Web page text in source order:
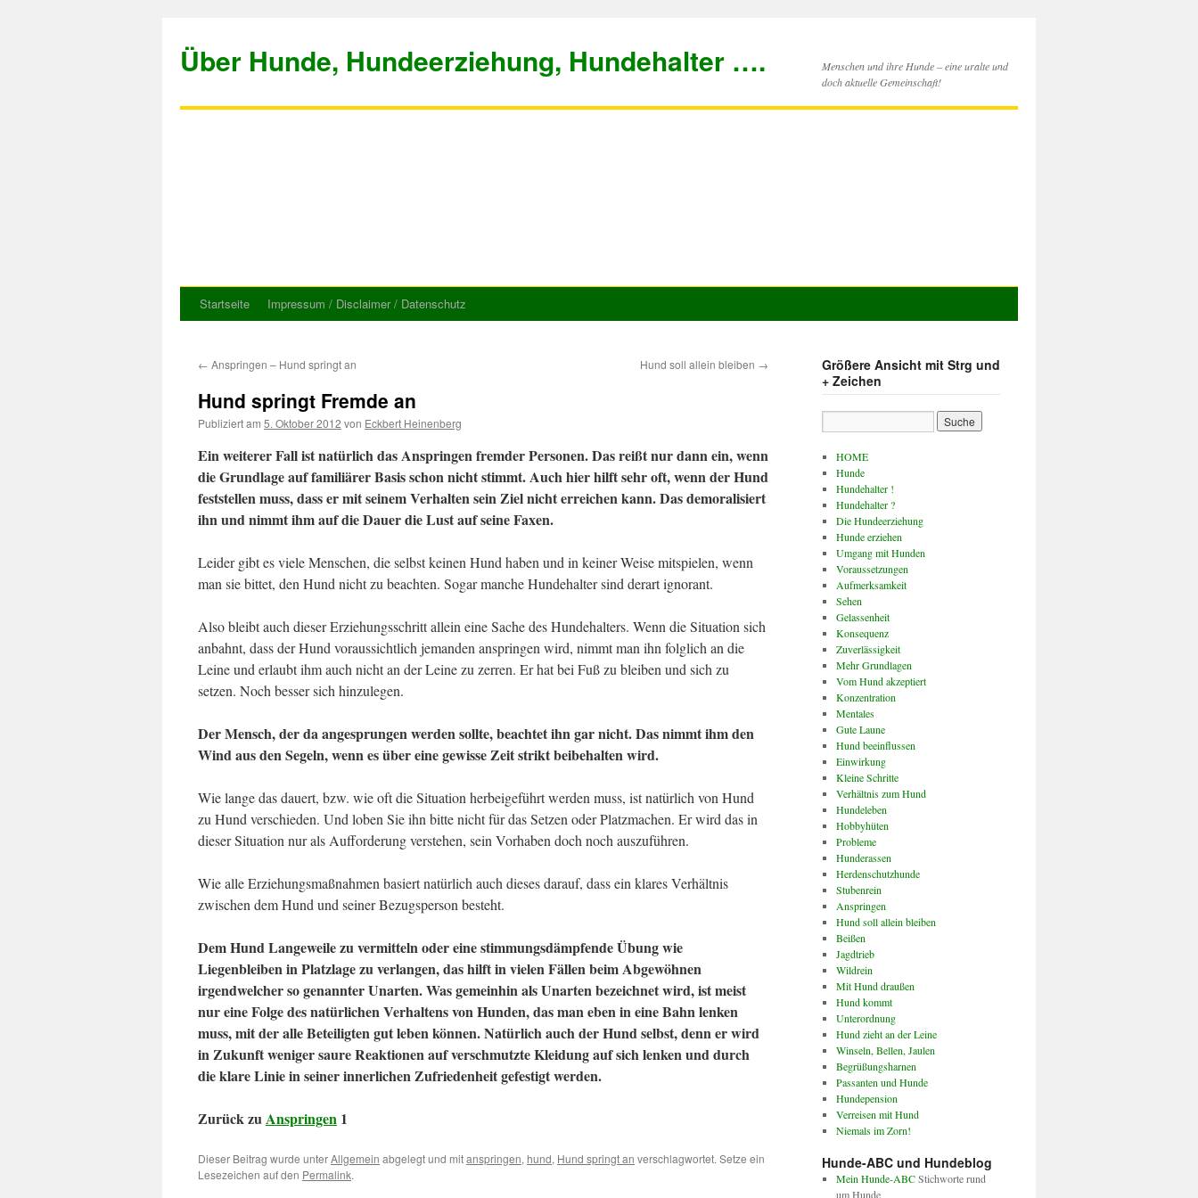
Über Hunde, Hundeerziehung, Hundehalter ….
Menschen und ihre Hunde – eine uralte und
doch aktuelle Gemeinschaft!
Springe
Inhalt
Startseite Impressum / Disclaimer / Datenschutz
← Anspringen – Hund springt an Hund soll allein bleiben →
Hund springt Fremde an
Publiziert am 5. Oktober 2012 von Eckbert Heinenberg
Ein weiterer Fall ist natürlich das Anspringen fremder Personen. Das reißt nur dann ein, wenn
die Grundlage auf familiärer Basis schon nicht stimmt. Auch hier hilft sehr oft, wenn der Hund
feststellen muss, dass er mit seinem Verhalten sein Ziel nicht erreichen kann.Das demoralisiert
ihn und nimmt ihm auf die Dauer die Lust auf seine Faxen.
Leider gibt es viele Menschen, die selbst keinen Hund haben und in keiner Weise mitspielen, wenn
man sie bittet, den Hund nicht zu beachten. Sogar manche Hundehalter sind derart ignorant.
Also bleibt auch dieser Erziehungsschritt allein eine Sache des Hundehalters. Wenn die Situation sich
anbahnt, dass der Hund voraussichtlich jemanden anspringen wird, nimmt man ihn folglich an die
Leine und erlaubt ihm auch nicht an der Leine zu zerren. Er hat bei Fuß zu bleiben und sich zu
setzen. Noch besser sich hinzulegen.
Der Mensch, der da angesprungen werden sollte, beachtet ihn gar nicht. Das nimmt ihm den
Wind aus den Segeln, wenn es über eine gewisse Zeit strikt beibehalten wird.
Wie lange das dauert, bzw. wie oft die Situation herbeigeführt werden muss, ist natürlich von Hund
zu Hund verschieden. Und loben Sie ihn bitte nicht für das Setzen oder Platzmachen. Er wird das in
dieser Situation nur als Aufforderung verstehen, sein Vorhaben doch noch auszuführen.
Wie alle Erziehungsmaßnahmen basiert natürlich auch dieses darauf, dass ein klares Verhältnis
zwischen dem Hund und seiner Bezugsperson besteht.
Dem Hund Langeweile zu vermitteln oder eine stimmungsdämpfende Übung wie
Liegenbleiben in Platzlage zu verlangen, das hilft in vielen Fällen beim Abgewöhnen
irgendwelcher so genannter Unarten. Was gemeinhin als Unarten bezeichnet wird, ist meist
nur eine Folge des natürlichen Verhaltens von Hunden, das man eben in eine Bahn lenken
muss, mit der alle Beteiligten gut leben können. Natürlich auch der Hund selbst, denn er wird
in Zukunft weniger saure Reaktionen auf verschmutzte Kleidung auf sich lenken und durch
die klare Linie in seiner innerlichen Zufriedenheit gefestigt werden.
Zurück zuAnspringen 1
Dieser Beitrag wurde unterAllgemein abgelegt und mitanspringen, hund, Hund springt an verschlagwortet. Setze ein
Lesezeichen auf den Permalink.
Größere Ansicht mit Strg und
+ Zeichen
HOME
Hunde
Hundehalter !
Hundehalter ?
Die Hundeerziehung
Hunde erziehen
Umgang mit Hunden
Voraussetzungen
Aufmerksamkeit
Sehen
Gelassenheit
Konsequenz
Zuverlässigkeit
Mehr Grundlagen
Vom Hund akzeptiert
Konzentration
Mentales
Gute Laune
Hund beeinflussen
Einwirkung
Kleine Schritte
Verhältnis zum Hund
Hundeleben
Hobbyhüten
Probleme
Hunderassen
Herdenschutzhunde
Stubenrein
Anspringen
Hund soll allein bleiben
Beißen
Jagdtrieb
Wildrein
Mit Hund draußen
Hund kommt
Unterordnung
Hund zieht an der Leine
Winseln, Bellen, Jaulen
Begrüßungsharnen
Passanten und Hunde
Hundepension
Verreisen mit Hund
Niemals im Zorn!
Hunde-ABC und Hundeblog
Mein Hunde-ABCStichworte rund
um Hunde